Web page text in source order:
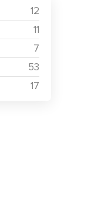
12
11
7
53
17